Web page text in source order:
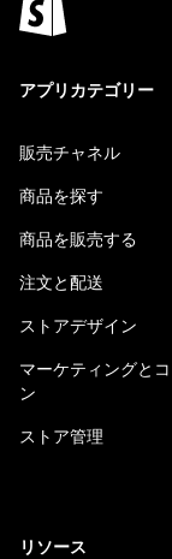
アプリカテゴリー
販売チャネル
商品を探す
商品を販売する
注文と配送
ストアデザイン
マーケティングと
ン
ストア管理
リソース